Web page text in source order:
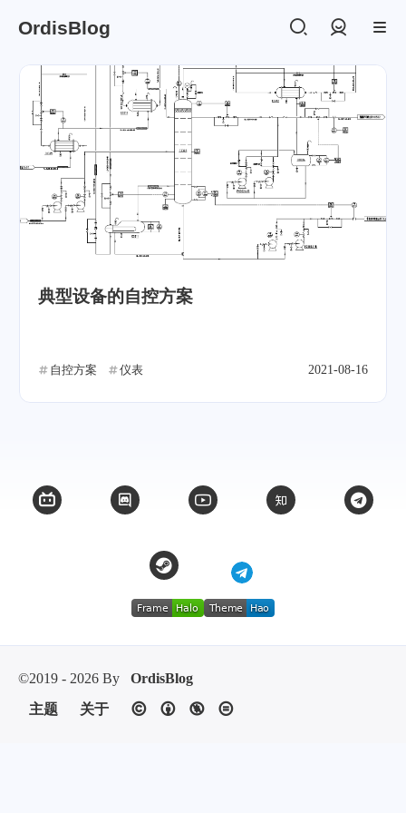
OrdisBlog
典型设备的自控方案
自控方案 仪表 2021-08-16
©2019 - 2026 By
OrdisBlog
主题
关于